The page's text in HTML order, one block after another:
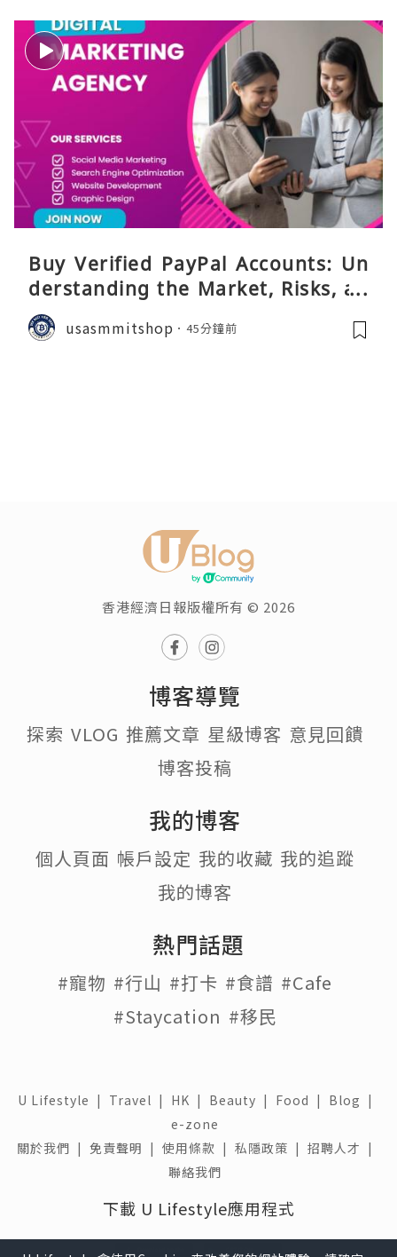
Buy Verified PayPal Accounts: Un
derstanding the Market, Risks, an
d Safer Alternatives
usasmmitshop 45分鐘前
香港經濟日報版權所有 © 2026
博客導覽
探索 VLOG 推薦文章 星級博客 意見回饋
博客投稿
我的博客
個人頁面 帳戶設定 我的收藏 我的追蹤
我的博客
熱門話題
#寵物 #行山 #打卡 #食譜 #Cafe
#Staycation #移民
U Lifestyle | Travel | HK | Beauty | Food | Blog |
e-zone
關於我們 | 免責聲明 | 使用條款 | 私隱政策 | 招聘人才 |
聯絡我們
下載 U Lifestyle應用程式